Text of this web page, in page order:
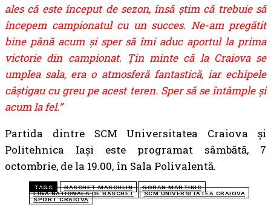
ales că este început de sezon, însă ştim că trebuie să
începem campionatul cu un succes. Ne-am pregătit
bine până acum şi sper să îmi aduc aportul la prima
victorie din campionat. Țin minte că la Craiova se
umplea sala, era o atmosferă fantastică, iar echipele
câștigau cu greu pe acest teren. Sper să se întâmple și
acum la fel.”
Partida dintre SCM Universitatea Craiova și
Politehnica Iași este programat sâmbătă, 7
octombrie, de la 19.00, în Sala Polivalentă.
TAGS BASCHET MASCULIN
GORAN MARTINIC
LIGA NATIONALA DE BASCHET
SCM UNIVERSITATEA CRAIOVA
SPORT CRAIOVA